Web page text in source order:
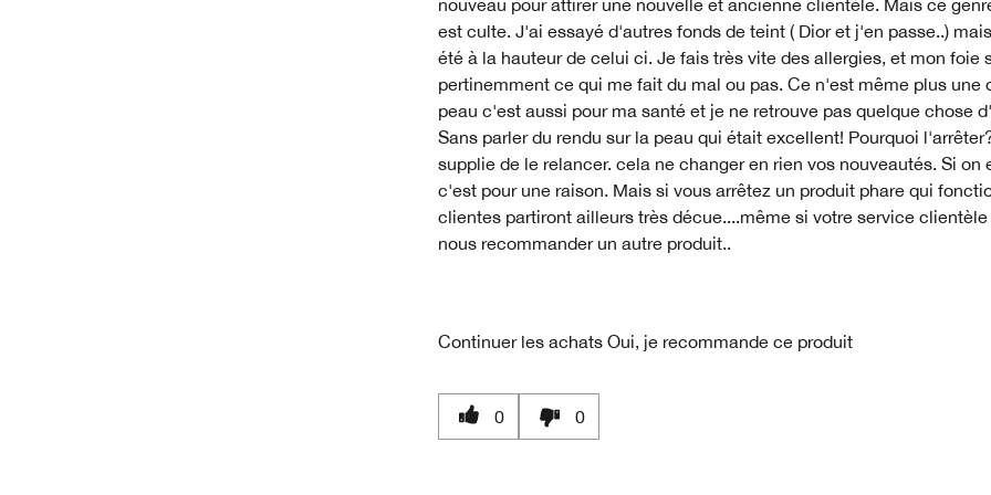
nouveau pour attirer une nouvelle et ancienne clientèle. Mais ce
est culte. J'ai essayé d'autres fonds de teint ( Dior et j'en passe..)
été à la hauteur de celui ci. Je fais très vite des allergies, et mon foie
pertinemment ce qui me fait du mal ou pas. Ce n'est même plus une
peau c'est aussi pour ma santé et je ne retrouve pas quelque chose
Sans parler du rendu sur la peau qui était excellent! Pourquoi
supplie de le relancer. cela ne changer en rien vos nouveautés. Si on
c'est pour une raison. Mais si vous arrêtez un produit phare qui
clientes partiront ailleurs très décue....même si votre service
nous recommander un autre produit..
Continuer les achats Oui, je recommande ce produit
0 0